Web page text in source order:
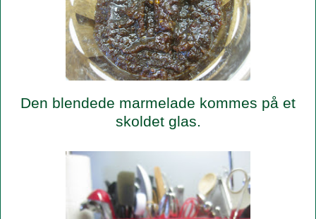
Den blendede marmelade kommes på et
skoldet glas.